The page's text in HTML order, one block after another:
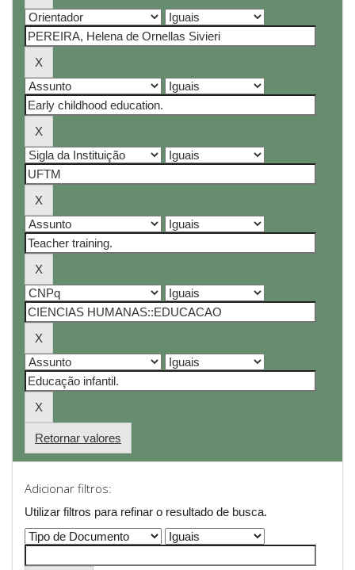
Retornar valores
Adicionar filtros:
Utilizar filtros para refinar o resultado de busca.